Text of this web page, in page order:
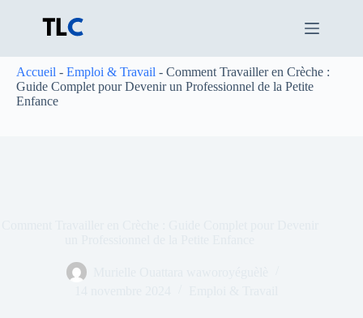
Accueil - Emploi & Travail - Comment Travailler en Crèche :
Guide Complet pour Devenir un Professionnel de la Petite
Enfance